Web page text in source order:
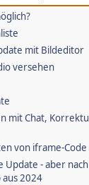
mit Bildeditor
versehen
mit Chat,
von iframe-Code
Update - aber
2024